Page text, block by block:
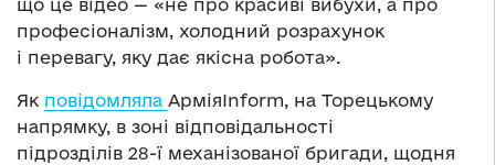
що це відео — «не про красиві вибухи, а про
професіоналізм, холодний розрахунок
і перевагу, яку дає якісна робота».
Як повідомляла АрміяInform, на Торецькому
напрямку, в зоні відповідальності
підрозділів 28-ї механізованої бригади, щодня